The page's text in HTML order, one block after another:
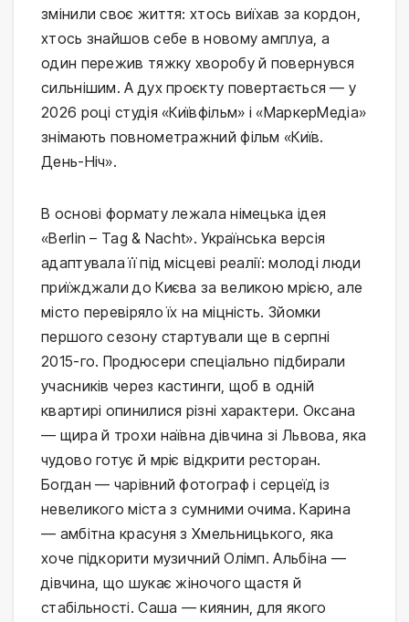
змінили своє життя: хтось виїхав за кордон,
хтось знайшов себе в новому амплуа, а
один пережив тяжку хворобу й повернувся
сильнішим. А дух проєкту повертається — у
2026 році студія «Київфільм» і «МаркерМедіа»
знімають повнометражний фільм «Київ.
День-Ніч».
В основі формату лежала німецька ідея
«Berlin – Tag & Nacht». Українська версія
адаптувала її під місцеві реалії: молоді люди
приїжджали до Києва за великою мрією, але
місто перевіряло їх на міцність. Зйомки
першого сезону стартували ще в серпні
2015-го. Продюсери спеціально підбирали
учасників через кастинги, щоб в одній
квартирі опинилися різні характери. Оксана
— щира й трохи наївна дівчина зі Львова, яка
чудово готує й мріє відкрити ресторан.
Богдан — чарівний фотограф і серцеїд із
невеликого міста з сумними очима. Карина
— амбітна красуня з Хмельницького, яка
хоче підкорити музичний Олімп. Альбіна —
дівчина, що шукає жіночого щастя й
стабільності. Саша — киянин, для якого